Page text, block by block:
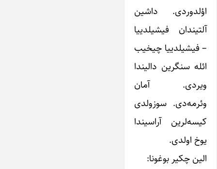
اؤلدوردی. داشین
آلتیندان فیشیلدییا
– فیشیلدییا چیخیب
ائله سنگرین دالیندا
ویردی. آمان
وئرمه‌دی. سوزولدی
کیسه‌‌لرین آراسیندا
یوخ اولدی.
الین چکیر بوغونا: